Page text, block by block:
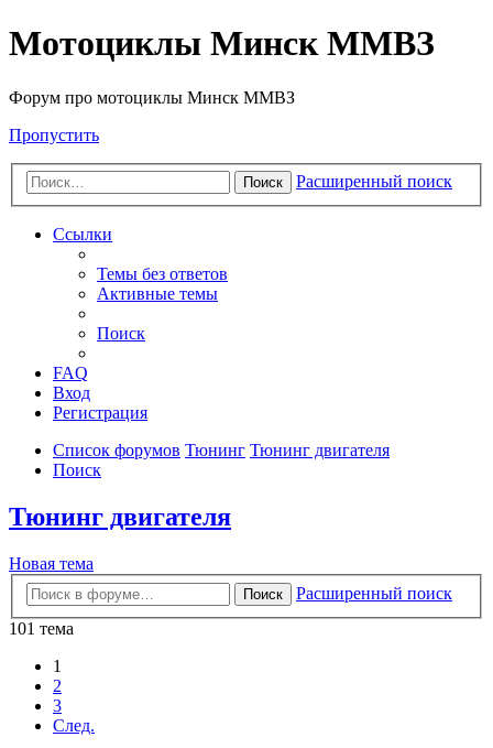
Мотоциклы Минск ММВЗ
Форум про мотоциклы Минск ММВЗ
Пропустить
Поиск Расширенный поиск
Ссылки
Темы без ответов
Активные темы
Поиск
FAQ
Вход
Регистрация
Список форумов Тюнинг Тюнинг двигателя
Поиск
Тюнинг двигателя
Новая тема
Поиск
Расширенный поиск
101 тема
1
2
3
След.